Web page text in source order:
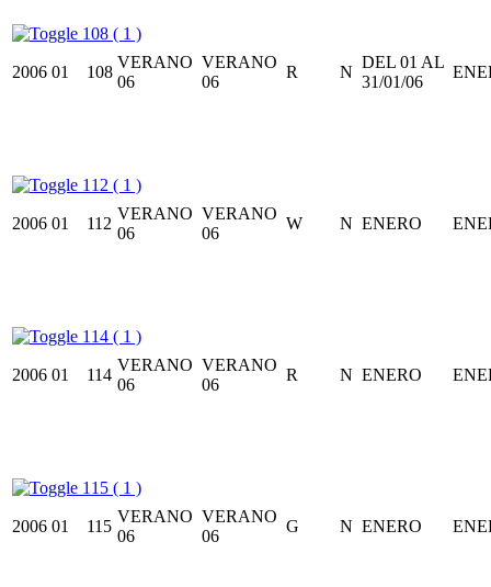
108 ( 1 )
2006 01 108
VERANO
06
VERANO
06
R N
DEL 01 AL
31/01/06
112 ( 1 )
2006 01 112
VERANO
06
VERANO
06
W N ENERO
114 ( 1 )
2006 01 114
VERANO
06
VERANO
06
R N ENERO
115 ( 1 )
2006 01 115
VERANO
06
VERANO
06
G N ENERO